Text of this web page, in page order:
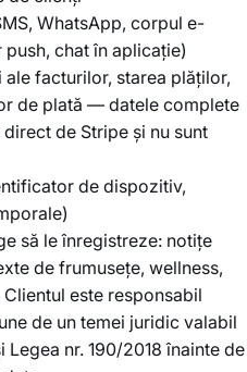
WhatsApp, corpul e-
chat în aplicație)
facturilor, starea plăților,
de plată — datele complete
de Stripe și nu sunt
de dispozitiv,
să le înregistreze: notițe
de frumusețe, wellness,
este responsabil
de un temei juridic valabil
Legea nr. 190/2018 înainte de